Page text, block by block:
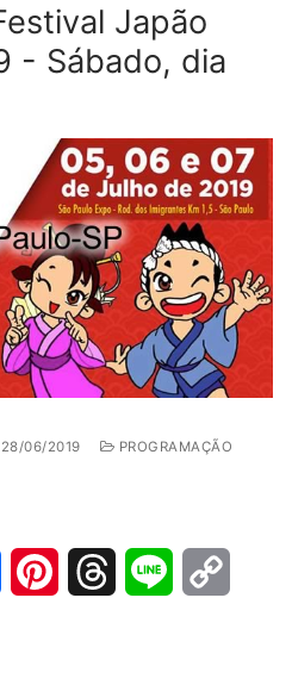
Japão
- Sábado, dia
28/06/2019 PROGRAMAÇÃO
FacebookPinterestThreads Line